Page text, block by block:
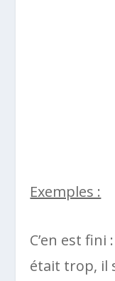
Exemples :
C’en est fini
était trop, il